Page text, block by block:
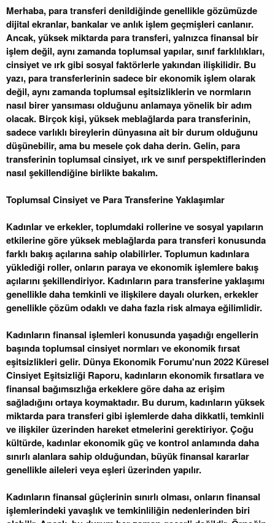
i
Merhaba, para transferi denildiğinde genellikle gözümüzde
dijital ekranlar, bankalar ve anlık işlem geçmişleri canlanır.
Ancak, yüksek miktarda para transferi, yalnızca finansal bir
işlem değil, aynı zamanda toplumsal yapılar, sınıf farklılıkları,
cinsiyet ve ırk gibi sosyal faktörlerle yakından ilişkilidir. Bu
yazı, para transferlerinin sadece bir ekonomik işlem olarak
değil, aynı zamanda toplumsal eşitsizliklerin ve normların
nasıl birer yansıması olduğunu anlamaya yönelik bir adım
olacak. Birçok kişi, yüksek meblağlarda para transferinin,
sadece varlıklı bireylerin dünyasına ait bir durum olduğunu
düşünebilir, ama bu mesele çok daha derin. Gelin, para
transferinin toplumsal cinsiyet, ırk ve sınıf perspektiflerinden
nasıl şekillendiğine birlikte bakalım.
Toplumsal Cinsiyet ve Para Transferine Yaklaşımlar
Kadınlar ve erkekler, toplumdaki rollerine ve sosyal yapıların
etkilerine göre yüksek meblağlarda para transferi konusunda
farklı bakış açılarına sahip olabilirler. Toplumun kadınlara
yüklediği roller, onların paraya ve ekonomik işlemlere bakış
açılarını şekillendiriyor. Kadınların para transferine yaklaşımı
genellikle daha temkinli ve ilişkilere dayalı olurken, erkekler
genellikle çözüm odaklı ve daha fazla risk almaya eğilimlidir.
Kadınların finansal işlemleri konusunda yaşadığı engellerin
başında toplumsal cinsiyet normları ve ekonomik fırsat
eşitsizlikleri gelir. Dünya Ekonomik Forumu'nun 2022 Küresel
Cinsiyet Eşitsizliği Raporu, kadınların ekonomik fırsatlara ve
finansal bağımsızlığa erkeklere göre daha az erişim
sağladığını ortaya koymaktadır. Bu durum, kadınların yüksek
miktarda para transferi gibi işlemlerde daha dikkatli, temkinli
ve ilişkiler üzerinden hareket etmelerini gerektiriyor. Çoğu
kültürde, kadınlar ekonomik güç ve kontrol anlamında daha
sınırlı alanlara sahip olduğundan, büyük finansal kararlar
genellikle aileleri veya eşleri üzerinden yapılır.
Kadınların finansal güçlerinin sınırlı olması, onların finansal
işlemlerindeki yavaşlık ve temkinliliğin nedenlerinden biri